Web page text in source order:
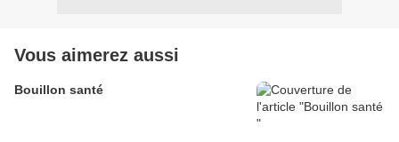
Vous aimerez aussi
Bouillon santé